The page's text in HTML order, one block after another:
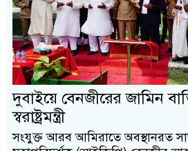
দুবাইয়ে বেনজীরের জামিন
স্বরাষ্ট্রমন্ত্রী
সংযুক্ত আরব আমিরাতে অবস্থানরত